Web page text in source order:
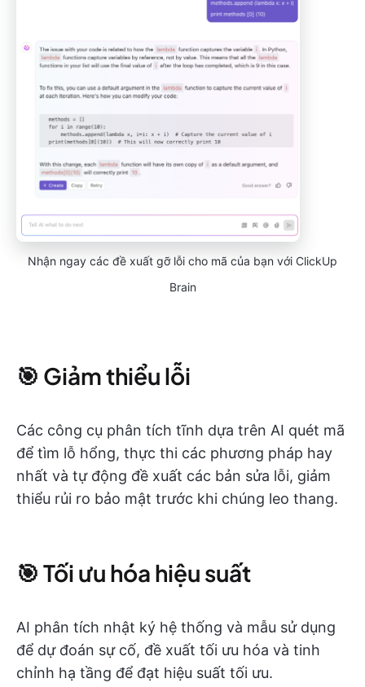
Nhận ngay các đề xuất gỡ lỗi cho mã của bạn với ClickUp
Brain
🎯 Giảm thiểu lỗi
Các công cụ phân tích tĩnh dựa trên AI quét mã
để tìm lỗ hổng, thực thi các phương pháp hay
nhất và tự động đề xuất các bản sửa lỗi, giảm
thiểu rủi ro bảo mật trước khi chúng leo thang.
🎯 Tối ưu hóa hiệu suất
AI phân tích nhật ký hệ thống và mẫu sử dụng
để dự đoán sự cố, đề xuất tối ưu hóa và tinh
chỉnh hạ tầng để đạt hiệu suất tối ưu.